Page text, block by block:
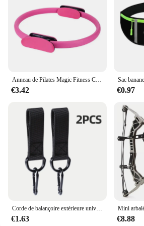
€3.42 €0.97
€1.63 €8.88